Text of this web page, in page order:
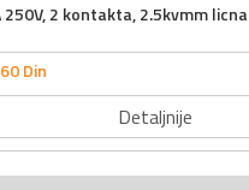
250V, 2 kontakta, 2.5kvmm licna
60Din
Detaljnije